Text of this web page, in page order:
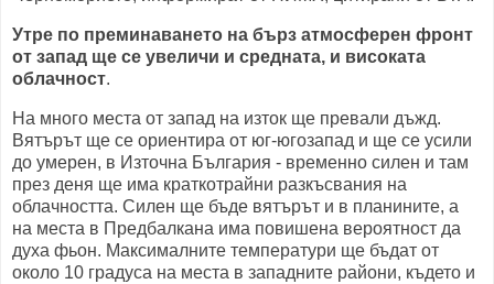
Утре по преминаването на бърз атмосферен фронт
от запад ще се увеличи и средната, и високата
облачност.
На много места от запад на изток ще превали дъжд.
Вятърът ще се ориентира от юг-югозапад и ще се усили
до умерен, в Източна България - временно силен и там
през деня ще има краткотрайни разкъсвания на
облачността. Силен ще бъде вятърът и в планините, а
на места в Предбалкана има повишена вероятност да
духа фьон. Максималните температури ще бъдат от
около 10 градуса на места в западните райони, където и